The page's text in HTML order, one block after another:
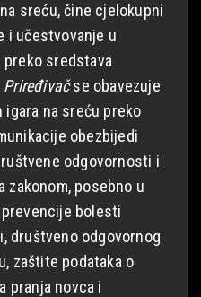
sreću, čine cjelokupni
i učestvovanje u
preko sredstava
Priređivačse obavezuje
na sreću preko
obezbijedi
odgovornosti i
zakonom, posebno u
bolesti
društveno odgovornog
zaštite podataka o
pranja novca i